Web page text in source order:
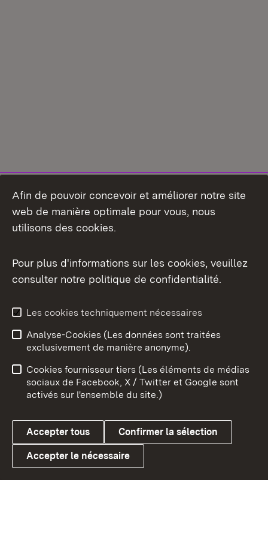
Aperçu des thèmes
Link zum Landesportal
Conseils d'utilisation
Confidentialité
Cookies
Afin de pouvoir concevoir et améliorer notre site
web de manière optimale pour vous, nous
utilisons des cookies.
Pour plus d'informations sur les cookies, veuillez
consulter notre politique de confidentialité.
Les cookies techniquement nécessaires
Analyse-Cookies (Les données sont traitées
exclusivement de manière anonyme).
Cookies fournisseur tiers (Les éléments de médias
sociaux de Facebook, X / Twitter et Google sont
activés sur l'ensemble du site.)
Accepter tous Confirmer la sélection
Accepter le nécessaire